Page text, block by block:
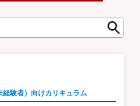
検
経験者）向けカリキュラム